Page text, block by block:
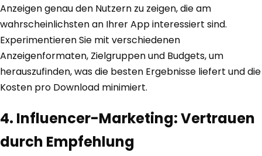
Anzeigen genau den Nutzern zu zeigen, die am
wahrscheinlichsten an Ihrer App interessiert sind.
Experimentieren Sie mit verschiedenen
Anzeigenformaten, Zielgruppen und Budgets, um
herauszufinden, was die besten Ergebnisse liefert und die
Kosten pro Download minimiert.
4. Influencer-Marketing: Vertrauen
durch Empfehlung